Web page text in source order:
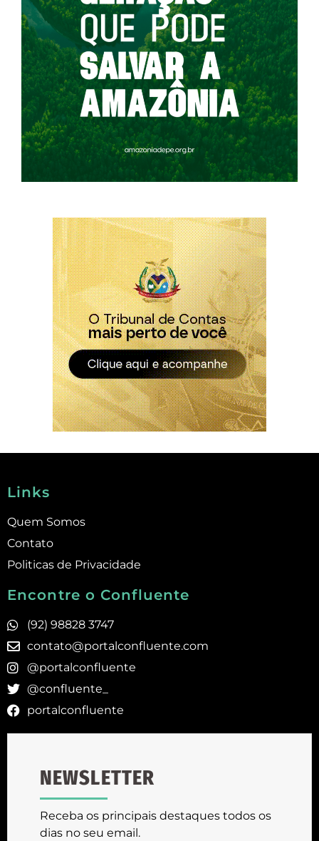
Links
Quem Somos
Contato
Politicas de Privacidade
Encontre o Confluente
(92) 98828 3747
contato@portalconfluente.com
@portalconfluente
@confluente_
portalconfluente
NEWSLETTER
Receba os principais destaques todos os
dias no seu email.